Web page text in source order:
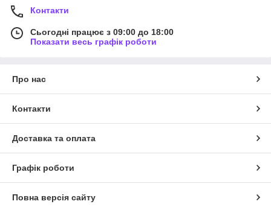
Контакти
Сьогодні працює з 09:00 до 18:00
Показати весь графік роботи
Про нас
Контакти
Доставка та оплата
Графік роботи
Повна версія сайту